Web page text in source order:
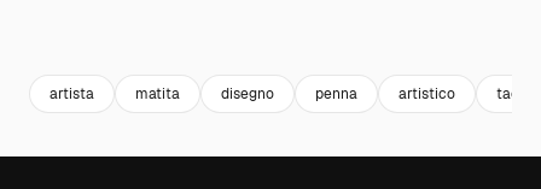
artista matita disegno penna artistico